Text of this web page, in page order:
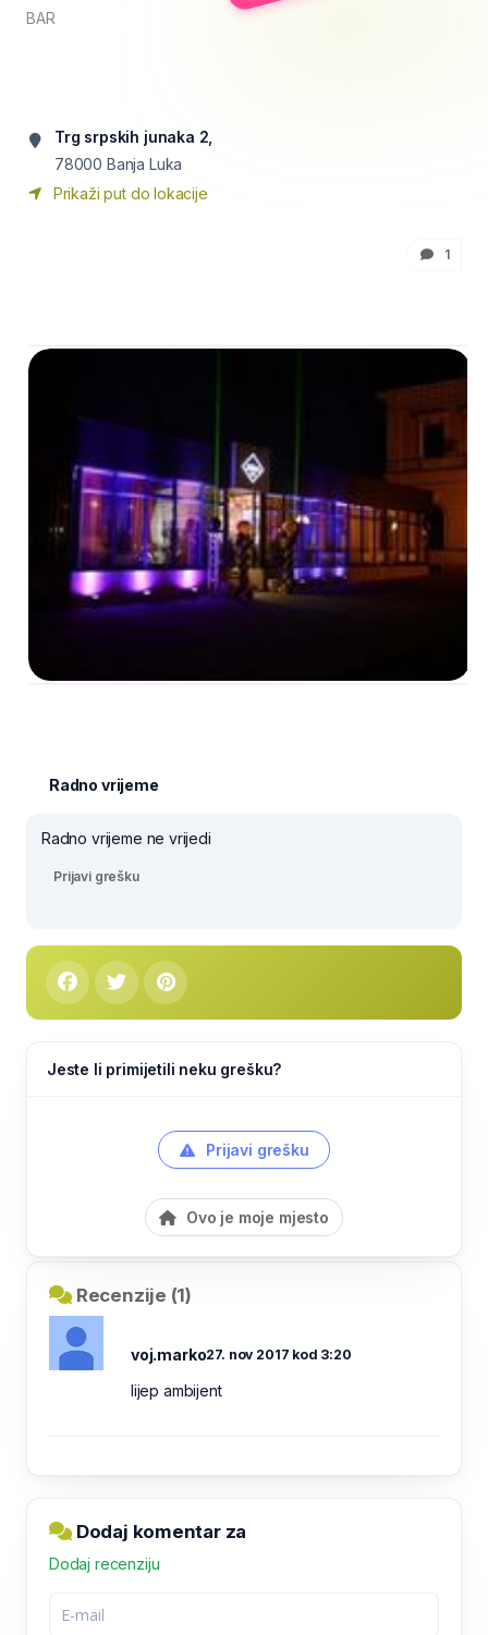
BAR
Trg srpskih junaka 2,
78000 Banja Luka
Prikaži put do lokacije
1
Radno vrijeme
Radno vrijeme ne vrijedi
Prijavi grešku
Jeste li primijetili neku grešku?
Prijavi grešku
Ovo je moje mjesto
Recenzije (1)
voj.marko27. nov 2017 kod 3:20
lijep ambijent
Dodaj komentar za
Dodaj recenziju